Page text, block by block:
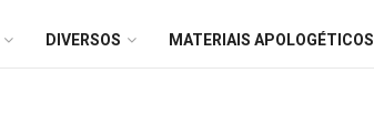
DIVERSOS MATERIAIS APOLOGÉTICOS